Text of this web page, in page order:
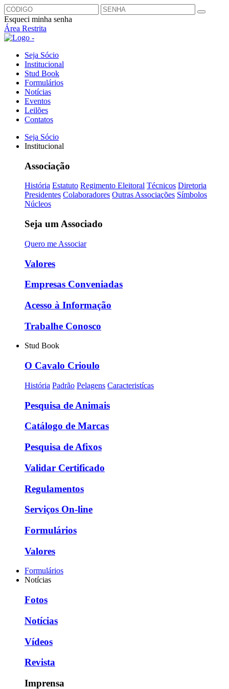
Esqueci minha senha
Área Restrita
Seja Sócio
Institucional
Stud Book
Formulários
Notícias
Eventos
Leilões
Contatos
Seja Sócio
Institucional
Associação
História Estatuto Regimento Eleitoral Técnicos Diretoria
Presidentes Colaboradores Outras Associações Símbolos
Núcleos
Seja um Associado
Quero me Associar
Valores
Empresas Conveniadas
Acesso à Informação
Trabalhe Conosco
Stud Book
O Cavalo Crioulo
História Padrão Pelagens Caracteristícas
Pesquisa de Animais
Catálogo de Marcas
Pesquisa de Afixos
Validar Certificado
Regulamentos
Serviços On-line
Formulários
Valores
Formulários
Notícias
Fotos
Notícias
Vídeos
Revista
Imprensa